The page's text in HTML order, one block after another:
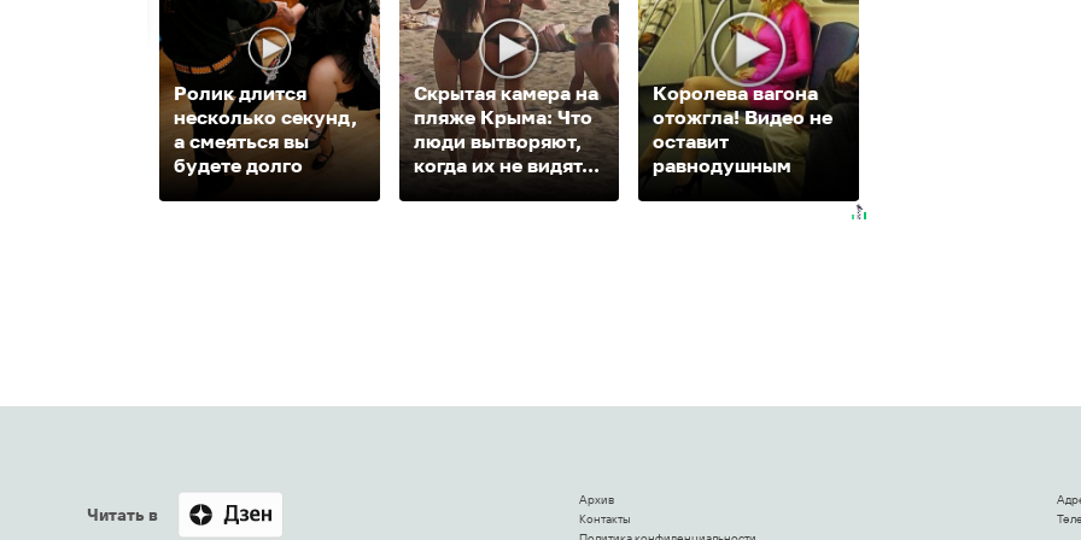
Ролик длится
несколько секунд,
а смеяться вы
будете долго
Скрытая камера на
пляже Крыма: Что
люди вытворяют,
когда их не видят...
Королева вагона
отожгла! Видео не
оставит
равнодушным
Читать в
Архив
Контакты